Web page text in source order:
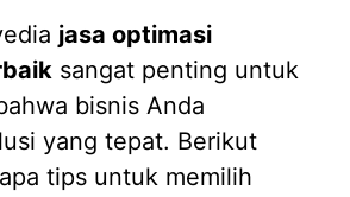
jasa optimasi
sangat penting untuk
bisnis Anda
yang tepat. Berikut
tips untuk memilih